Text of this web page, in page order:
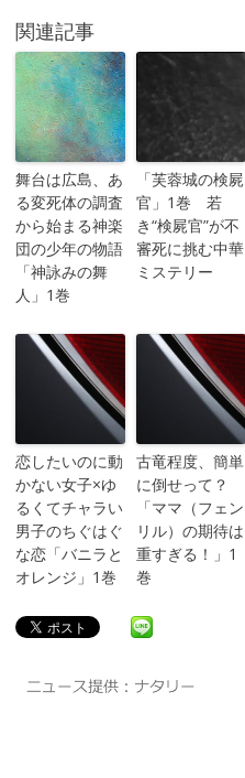
関連記事
舞台は広島、あ
る変死体の調査
から始まる神楽
団の少年の物語
「神詠みの舞
人」1巻
「芙蓉城の検屍
官」1巻 若
き“検屍官”が不
審死に挑む中華
ミステリー
恋したいのに動
かない女子×ゆ
るくてチャラい
男子のちぐはぐ
な恋「バニラと
オレンジ」1巻
古竜程度、簡単
に倒せって？
「ママ（フェン
リル）の期待は
重すぎる！」1
巻